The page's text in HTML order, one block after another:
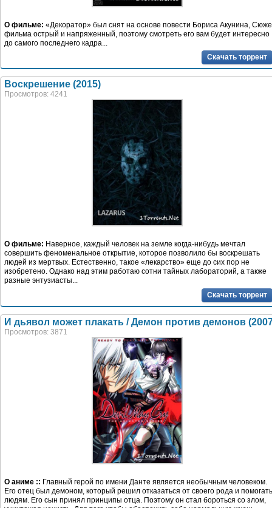
О фильме: «Декоратор» был снят на основе повести Бориса Акунина,
фильма острый и напряженный, поэтому смотреть его вам будет интересно
до самого последнего кадра...
Скачать торрент
Воскрешение (2015)
Просмотров: 4241
О фильме: Наверное, каждый человек на земле когда-нибудь мечтал
совершить феноменальное открытие, которое позволило бы воскрешать
людей из мертвых. Естественно, такое «лекарство» еще до сих пор не
изобретено. Однако над этим работаю сотни тайных лабораторий, а также
разные энтузиасты...
Скачать торрент
И дьявол может плакать / Демон против демонов
Просмотров: 3871
О аниме :: Главный герой по имени Данте является необычным человеком.
Его отец был демоном, который решил отказаться от своего рода и помогать
людям. Его сын принял принципы отца. Поэтому он стал бороться со злом,